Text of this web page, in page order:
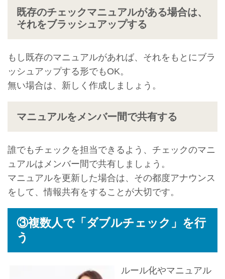
既存のチェックマニュアルがある場合は、
それをブラッシュアップする
もし既存のマニュアルがあれば、それをもとにブラ
ッシュアップする形でもOK。
無い場合は、新しく作成しましょう。
マニュアルをメンバー間で共有する
誰でもチェックを担当できるよう、チェックのマニ
ュアルはメンバー間で共有しましょう。
マニュアルを更新した場合は、その都度アナウンス
をして、情報共有をすることが大切です。
③複数人で「ダブルチェック」を行
う
ルール化やマニュアル